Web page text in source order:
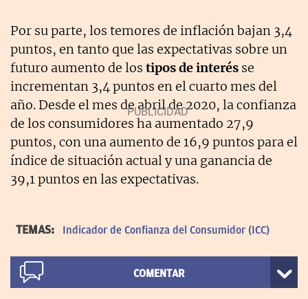
Por su parte, los temores de inflación bajan 3,4
puntos, en tanto que las expectativas sobre un
futuro aumento de los tipos de interés se
incrementan 3,4 puntos en el cuarto mes del
año. Desde el mes de abril de 2020, la confianza
de los consumidores ha aumentado 27,9
puntos, con una aumento de 16,9 puntos para el
índice de situación actual y una ganancia de
39,1 puntos en las expectativas.
TEMAS: Indicador de Confianza del Consumidor (ICC)
COMENTAR